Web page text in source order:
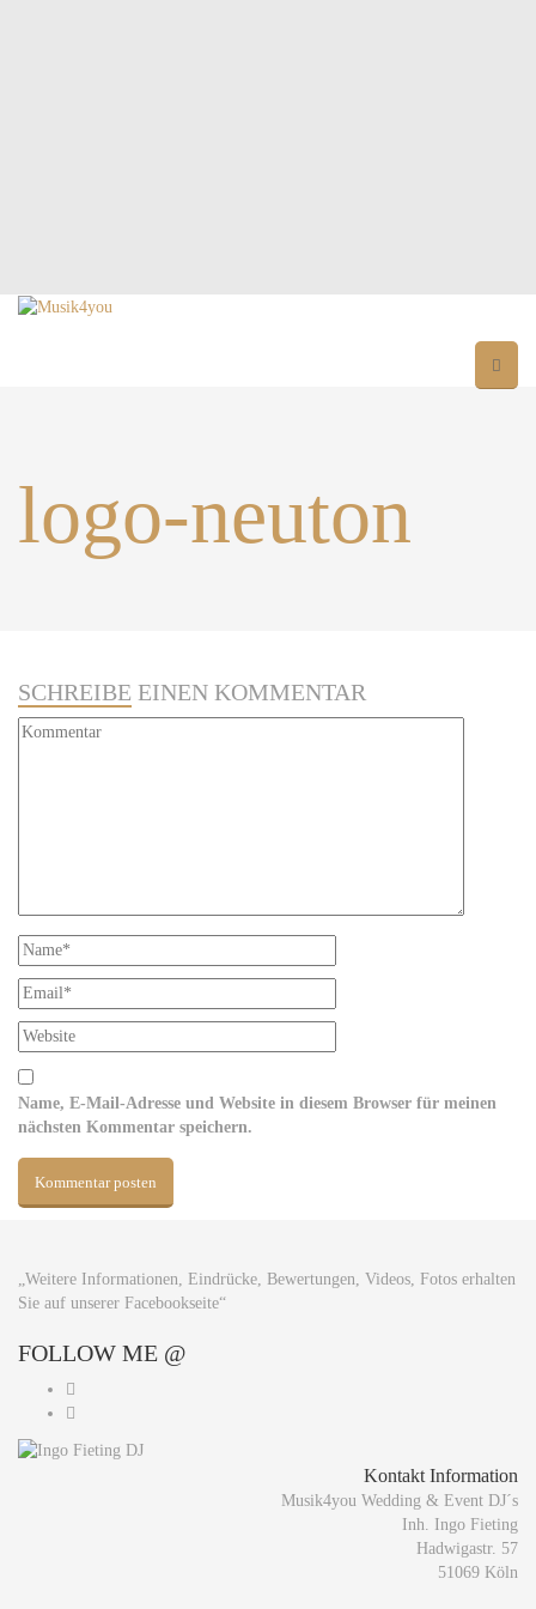
logo-neuton
SCHREIBE EINEN KOMMENTAR
Name, E-Mail-Adresse und Website in diesem Browser für meinen
nächsten Kommentar speichern.
„Weitere Informationen, Eindrücke, Bewertungen, Videos, Fotos erhalten
Sie auf unserer Facebookseite“
FOLLOW ME @
Kontakt Information
Musik4you Wedding & Event DJ´s
Inh. Ingo Fieting
Hadwigastr. 57
51069 Köln